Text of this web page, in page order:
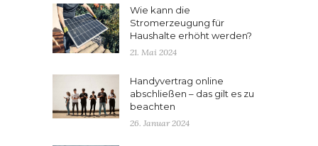
Wie kann die
Stromerzeugung für
Haushalte erhöht werden?
21. Mai 2024
Handyvertrag online
abschließen – das gilt es zu
beachten
26. Januar 2024